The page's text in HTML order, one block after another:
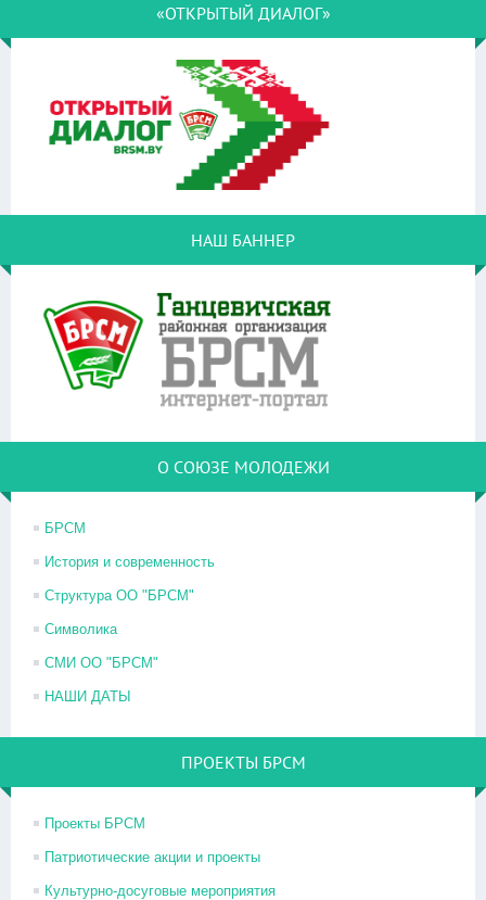
«ОТКРЫТЫЙ ДИАЛОГ»
НАШ БАННЕР
О СОЮЗЕ МОЛОДЕЖИ
БРСМ
История и современность
Структура ОО "БРСМ"
Символика
СМИ ОО "БРСМ"
НАШИ ДАТЫ
ПРОЕКТЫ БРСМ
Проекты БРСМ
Патриотические акции и проекты
Культурно-досуговые мероприятия